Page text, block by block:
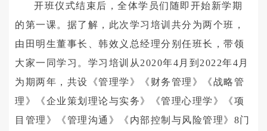
开班仪式结束后，全体学员们随即开始新学期
的第一课。据了解，此次学习培训共分为两个班，
由田明生董事长、韩效义总经理分别任班长，带领
大家一同学习。学习培训从2020年4月到2022年4月
为期两年，共设《管理学》《财务管理》《战略管
理》《企业策划理论与实务》《管理心理学》《项
目管理》《管理沟通》《内部控制与风险管理》8门